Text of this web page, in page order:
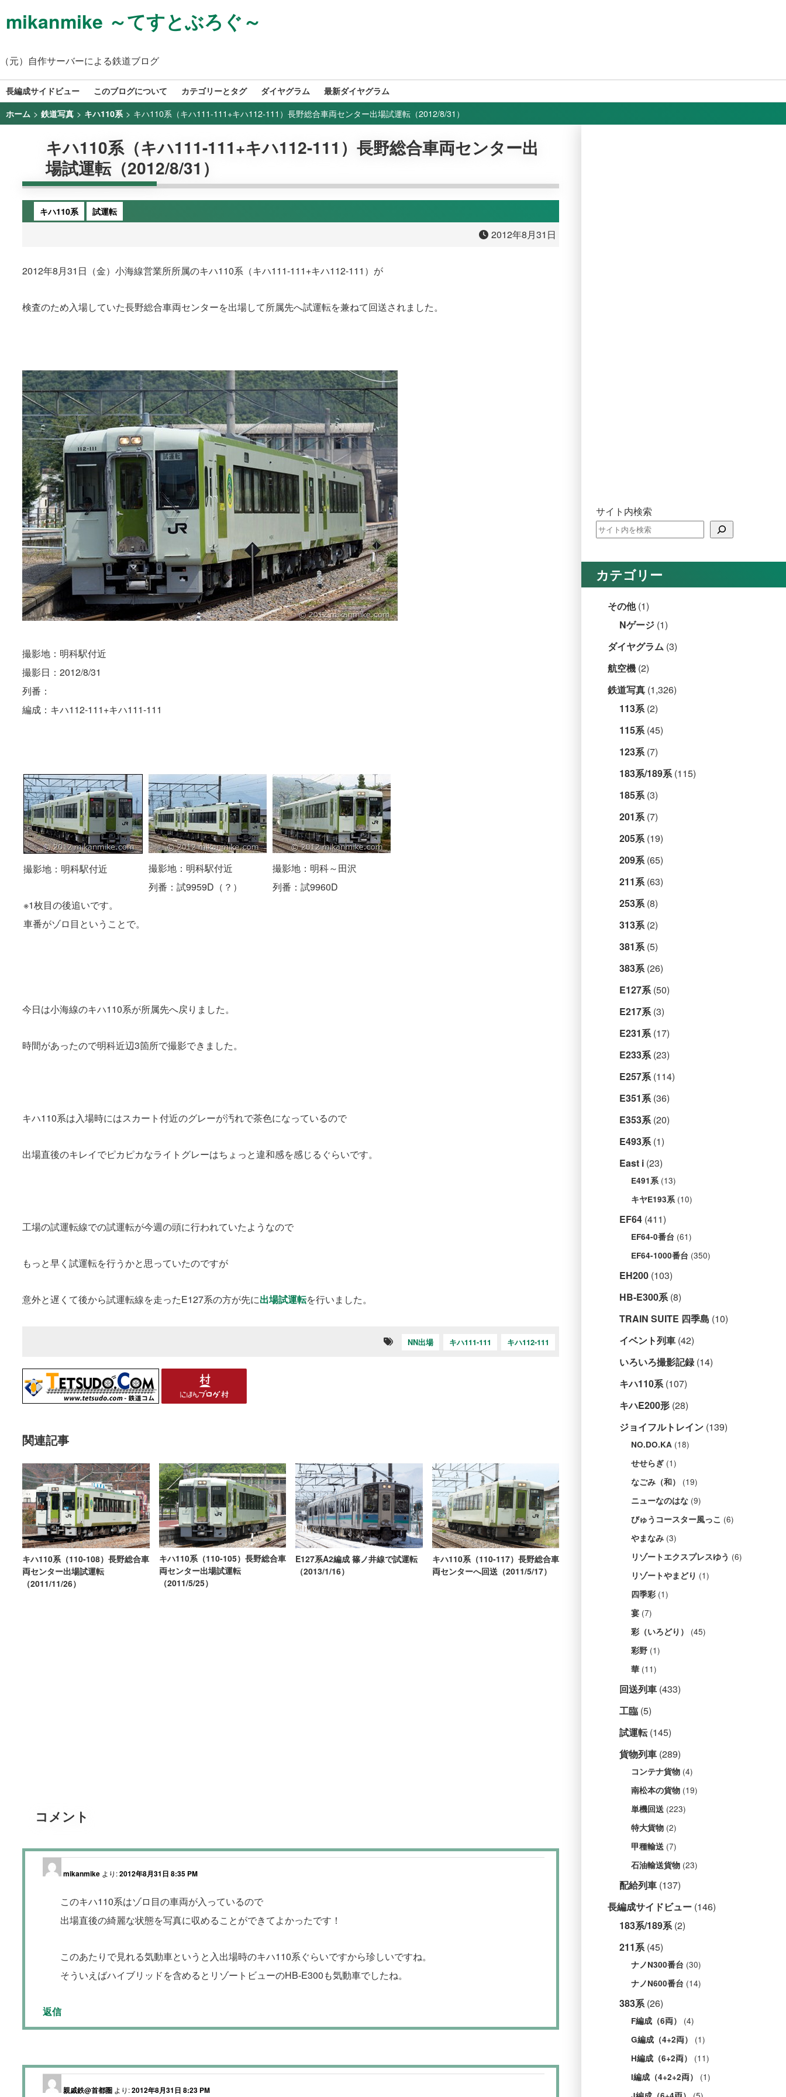
mikanmike ～てすとぶろぐ～
（元）自作サーバーによる鉄道ブログ
長編成サイドビュー このブログについて カテゴリーとタグ ダイヤグラム 最新ダイヤグラム
ホーム > 鉄道写真 > キハ110系 > キハ110系（キハ111-111+キハ112-111）長野総合車両センター出場試運転（2012/8/31）
キハ110系（キハ111-111+キハ112-111）長野総合車両センター出
場試運転（2012/8/31）
キハ110系 試運転
2012年8月31日
2012年8月31日（金）小海線営業所所属のキハ110系（キハ111-111+キハ112-111）が
検査のため入場していた長野総合車両センターを出場して所属先へ試運転を兼ねて回送されました。
撮影地：明科駅付近
撮影日：2012/8/31
列番：
編成：キハ112-111+キハ111-111
撮影地：明科駅付近
※1枚目の後追いです。
車番がゾロ目ということで。
撮影地：明科駅付近
列番：試9959D（？）
撮影地：明科～田沢
列番：試9960D
今日は小海線のキハ110系が所属先へ戻りました。
時間があったので明科近辺3箇所で撮影できました。
キハ110系は入場時にはスカート付近のグレーが汚れで茶色になっているので
出場直後のキレイでピカピカなライトグレーはちょっと違和感を感じるぐらいです。
工場の試運転線での試運転が今週の頭に行われていたようなので
もっと早く試運転を行うかと思っていたのですが
意外と遅くて後から試運転線を走ったE127系の方が先に出場試運転を行いました。
NN出場 キハ111-111 キハ112-111
関連記事
キハ110系（110-108）長野総合車
両センター出場試運転
（2011/11/26）
キハ110系（110-105）長野総合車
両センター出場試運転
（2011/5/25）
E127系A2編成 篠ノ井線で試運転
（2013/1/16）
キハ110系（110-117）長野総合車
両センターへ回送（2011/5/17）
コメント
mikanmike より:2012年8月31日 8:35 PM
このキハ110系はゾロ目の車両が入っているので
出場直後の綺麗な状態を写真に収めることができてよかったです！
このあたりで見れる気動車というと入出場時のキハ110系ぐらいですから珍しいですね。
そういえばハイブリッドを含めるとリゾートビューのHB-E300も気動車でしたね。
返信
親戚鉄@首都圏 より:2012年8月31日 8:23 PM
サイト内検索
カテゴリー
その他(1)
Nゲージ (1)
ダイヤグラム (3)
航空機 (2)
鉄道写真 (1,326)
113系(2)
115系(45)
123系(7)
183系/189系(115)
185系(3)
201系(7)
205系(19)
209系(65)
211系(63)
253系(8)
313系(2)
381系(5)
383系(26)
E127系(50)
E217系(3)
E231系(17)
E233系(23)
E257系(114)
E351系(36)
E353系(20)
E493系(1)
East i (23)
E491系(13)
キヤE193系(10)
EF64 (411)
EF64-0番台 (61)
EF64-1000番台 (350)
EH200 (103)
HB-E300系(8)
TRAIN SUITE 四季島 (10)
イベント列車 (42)
いろいろ撮影記録(14)
キハ110系(107)
キハE200形 (28)
ジョイフルトレイン (139)
NO.DO.KA (18)
せせらぎ (1)
なごみ（和） (19)
ニューなのはな (9)
びゅうコースター風っこ (6)
やまなみ (3)
リゾートエクスプレスゆう (6)
リゾートやまどり (1)
四季彩 (1)
宴 (7)
彩（いろどり） (45)
彩野 (1)
華 (11)
回送列車 (433)
工臨 (5)
試運転(145)
貨物列車 (289)
コンテナ貨物 (4)
南松本の貨物 (19)
単機回送 (223)
特大貨物 (2)
甲種輸送 (7)
石油輸送貨物 (23)
配給列車 (137)
長編成サイドビュー (146)
183系/189系(2)
211系(45)
ナノN300番台 (30)
ナノN600番台 (14)
383系(26)
F編成（6両） (4)
G編成（4+2両） (1)
H編成（6+2両） (11)
I編成（4+2+2両） (1)